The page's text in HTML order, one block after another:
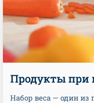
Продукты при
Набор веса — один из